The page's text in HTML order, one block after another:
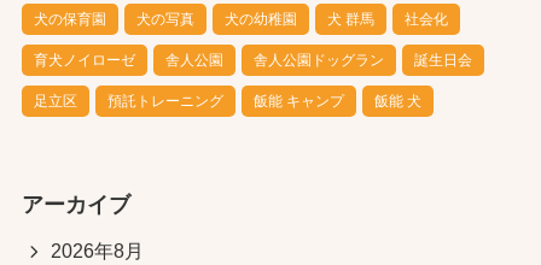
犬の保育園 犬の写真 犬の幼稚園 犬 群馬 社会化
育犬ノイローゼ 舎人公園 舎人公園ドッグラン 誕生日会
足立区 預託トレーニング 飯能 キャンプ 飯能 犬
アーカイブ
2026年8月